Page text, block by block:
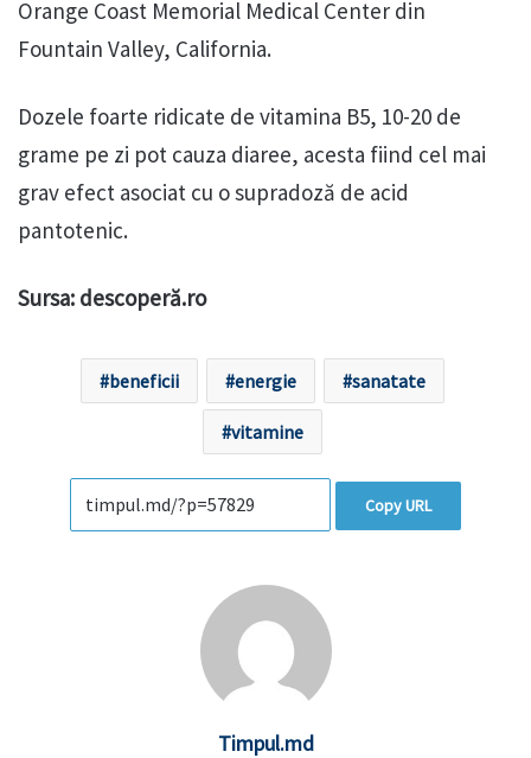
Orange Coast Memorial Medical Center din
Fountain Valley, California.
Dozele foarte ridicate de vitamina B5, 10-20 de
grame pe zi pot cauza diaree, acesta fiind cel mai
grav efect asociat cu o supradoză de acid
pantotenic.
Sursa: descoperă.ro
beneficii energie sanatate
vitamine
Copy URL
Timpul.md